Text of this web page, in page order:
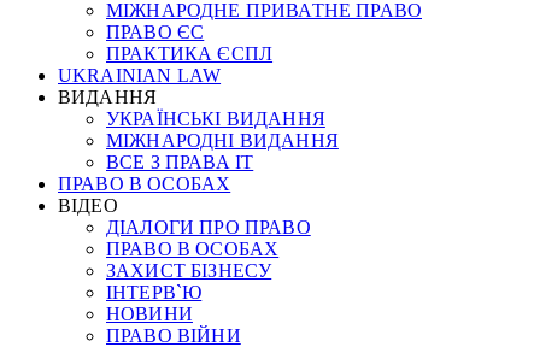
МІЖНАРОДНЕ ПРИВАТНЕ ПРАВО
ПРАВО ЄС
ПРАКТИКА ЄСПЛ
UKRAINIAN LAW
ВИДАННЯ
УКРАЇНСЬКІ ВИДАННЯ
МІЖНАРОДНІ ВИДАННЯ
ВСЕ З ПРАВА ІТ
ПРАВО В ОСОБАХ
ВІДЕО
ДІАЛОГИ ПРО ПРАВО
ПРАВО В ОСОБАХ
ЗАХИСТ БІЗНЕСУ
ІНТЕРВ`Ю
НОВИНИ
ПРАВО ВІЙНИ